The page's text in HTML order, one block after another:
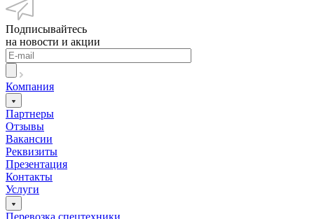
Подписывайтесь
на новости и акции
Компания
Партнеры
Отзывы
Вакансии
Реквизиты
Презентация
Контакты
Услуги
Перевозка спецтехники